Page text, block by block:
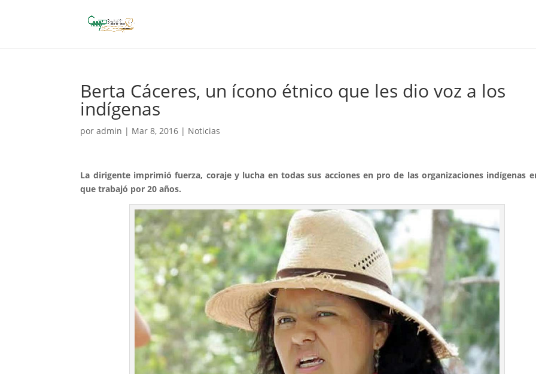
Berta Cáceres, un ícono étnico que les dio voz a los
indígenas
poradmin | Mar 8, 2016 | Noticias
La dirigente imprimió fuerza, coraje y lucha en todas sus acciones en pro de las organizaciones indígenas
que trabajó por 20 años.